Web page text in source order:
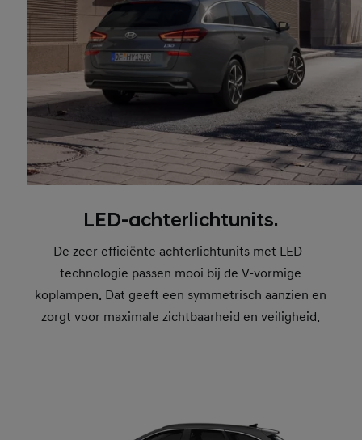
LED-achterlichtunits.
De zeer efficiënte achterlichtunits met LED-
technologie passen mooi bij de V-vormige
koplampen. Dat geeft een symmetrisch aanzien en
zorgt voor maximale zichtbaarheid en veiligheid.